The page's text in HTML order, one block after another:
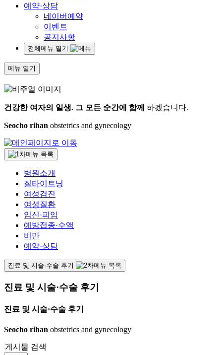
예약·상담
네이버예약
이벤트
공지사항
전체메뉴 열기
메뉴 열기
건강한 여자의 일생. 그 모든 순간에 함께 하겠습니다.
Seocho rihan obstetrics and gynecology
병원소개
질타이트닝
여성검진
여성질환
임신·피임
예방접종·수액
비만
예약·상담
진료 및 시술·수술 후기
진료 및 시술·수술 후기
진료 및 시술·수술 후기
Seocho rihan obstetrics and gynecology
게시물 검색